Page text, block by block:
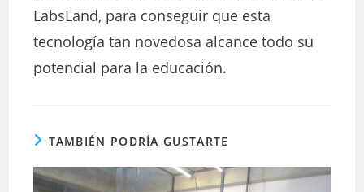
LabsLand, para conseguir que esta
tecnología tan novedosa alcance todo su
potencial para la educación.
TAMBIÉN PODRÍA GUSTARTE